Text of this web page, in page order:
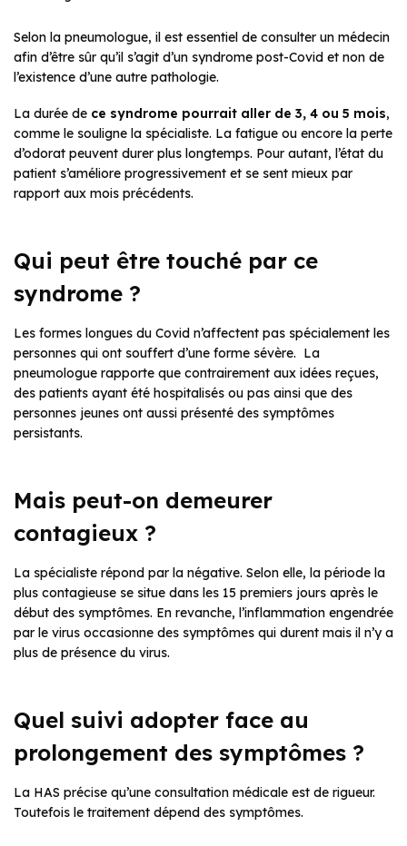
Selon la pneumologue, il est essentiel de consulter un médecin
afin d’être sûr qu’il s’agit d’un syndrome post-Covid et non de
l’existence d’une autre pathologie.
La durée de ce syndrome pourrait aller de 3, 4 ou 5 mois,
comme le souligne la spécialiste. La fatigue ou encore la perte
d’odorat peuvent durer plus longtemps. Pour autant, l’état du
patient s’améliore progressivement et se sent mieux par
rapport aux mois précédents.
Qui peut être touché par ce
syndrome ?
Les formes longues du Covid n’affectent pas spécialement les
personnes qui ont souffert d’une forme sévère. La
pneumologue rapporte que contrairement aux idées reçues,
des patients ayant été hospitalisés ou pas ainsi que des
personnes jeunes ont aussi présenté des symptômes
persistants.
Mais peut-on demeurer
contagieux ?
La spécialiste répond par la négative. Selon elle, la période la
plus contagieuse se situe dans les 15 premiers jours après le
début des symptômes. En revanche, l’inflammation engendrée
par le virus occasionne des symptômes qui durent mais il n’y a
plus de présence du virus.
Quel suivi adopter face au
prolongement des symptômes ?
La HAS précise qu’une consultation médicale est de rigueur.
Toutefois le traitement dépend des symptômes.